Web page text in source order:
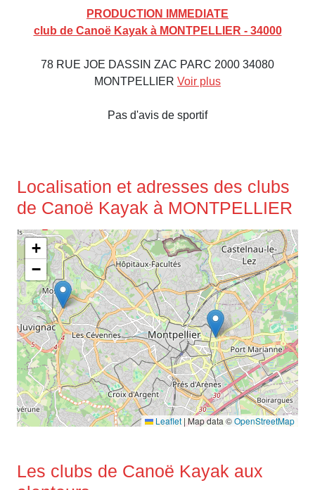
PRODUCTION IMMEDIATE
club de Canoë Kayak à MONTPELLIER - 34000
78 RUE JOE DASSIN ZAC PARC 2000 34080
MONTPELLIER Voir plus
Pas d'avis de sportif
Localisation et adresses des clubs
de Canoë Kayak à MONTPELLIER
+
−
Leaflet |Map data ©OpenStreetMap
Les clubs de Canoë Kayak aux